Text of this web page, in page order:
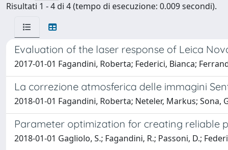
Risultati 1 - 4 di 4 (tempo di esecuzione: 0.009 secondi).
Evaluation of the laser response of Leica
2017-01-01 Fagandini, Roberta; Federici, Bianca;
La correzione atmosferica delle immagini
2018-01-01 Fagandini, Roberta; Neteler, Markus;
Parameter optimization for creating reliable
2018-01-01 Gagliolo, S.; Fagandini, R.; Passoni, D.;